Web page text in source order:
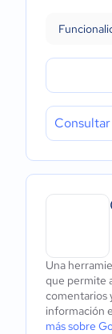
Una
que permite
comentarios
información
más sobre